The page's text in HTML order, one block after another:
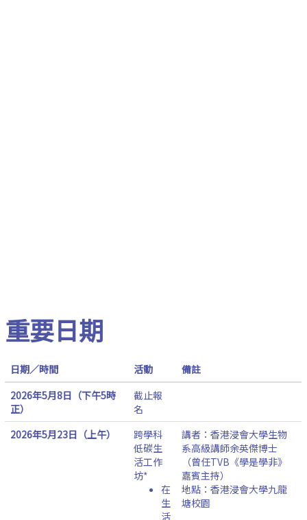
重要日期
日期／時間 活動
備註
2026年5月8日（下午5時
正）
截止報
名
2026年5月23日（上午）
跨學科
低碳生
活工作
坊*
在
生
活
講者：香港浸會大學生物
系高級講師余英傑博士
（曾任TVB《學是學非》
嘉賓主持）
地點：香港浸會大學九龍
塘校園